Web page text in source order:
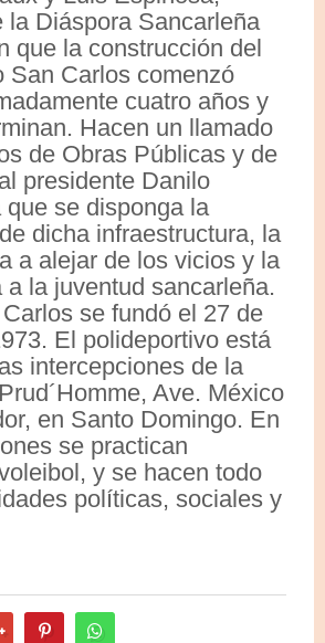
la Diáspora Sancarleña
que la construcción del
San Carlos comenzó
cuatro años y
Hacen un llamado
de Obras Públicas y de
presidente Danilo
que se disponga la
dicha infraestructura, la
a alejar de los vicios y la
a la juventud sancarleña.
se fundó el 27 de
El polideportivo está
intercepciones de la
Ave. México
en Santo Domingo. En
se practican
y se hacen todo
políticas, sociales y